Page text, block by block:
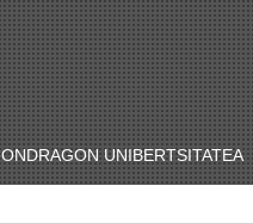
UNIBERTSITATEA